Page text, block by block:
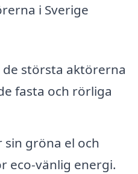
i Sverige
de största aktörerna
fasta och rörliga
sin gröna el och
eco-vänlig energi.